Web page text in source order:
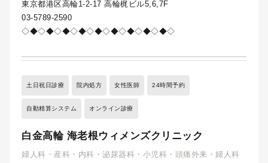
東京都港区高輪1-2-17 高輪梶ビル5,6,7F
03-5789-2590
◇◆◇◆◇◆◇◆◇◆◇◆◇◆◇◆◇◆◇
土日祝日診療 院内処方 女性医師 24時間予約
自動精算システム オンライン診療
白金高輪 海老根ウィメンズクリニック
婦人科・産科・内科・泌尿器科・小児科・頭痛外来・婦人科